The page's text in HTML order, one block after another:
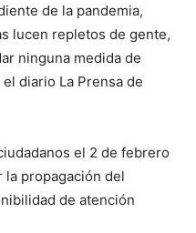
de la pandemia,
lucen repletos de gente,
ninguna medida de
diario La Prensa de
el 2 de febrero
la propagación del
de atención